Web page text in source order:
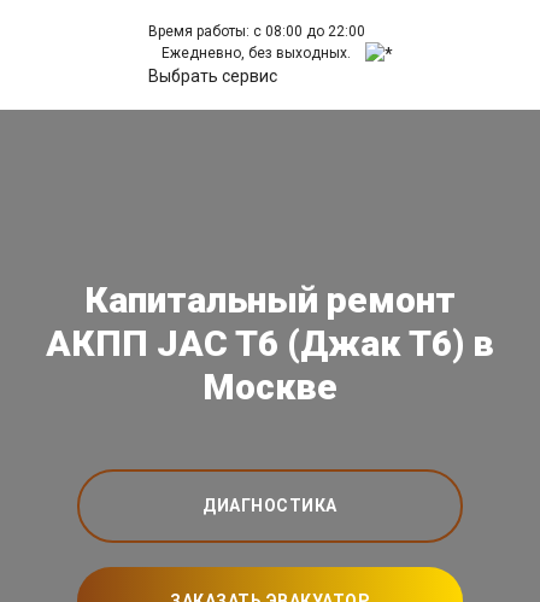
Время работы: с 08:00 до 22:00
Ежедневно, без выходных.
Выбрать сервис
Капитальный ремонт
АКПП JAC T6 (Джак Т6) в
Москве
ДИАГНОСТИКА